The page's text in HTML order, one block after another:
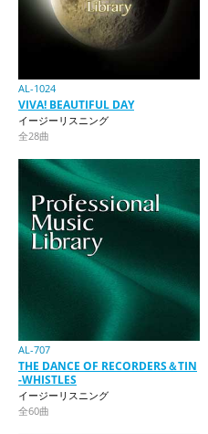
AL-1024
VIVA! BEAUTIFUL DAY
イージーリスニング
全28曲
AL-707
THE DANCE OF RECORDERS＆TIN
-WHISTLES
イージーリスニング
全60曲